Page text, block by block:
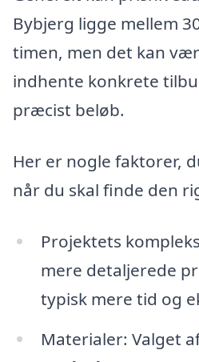
Bybjerg ligge mellem
timen, men det kan
indhente konkrete
præcist beløb.
Her er nogle faktorer,
når du skal finde den
Projektets
mere detaljerede
typisk mere tid og
Materialer: Valget